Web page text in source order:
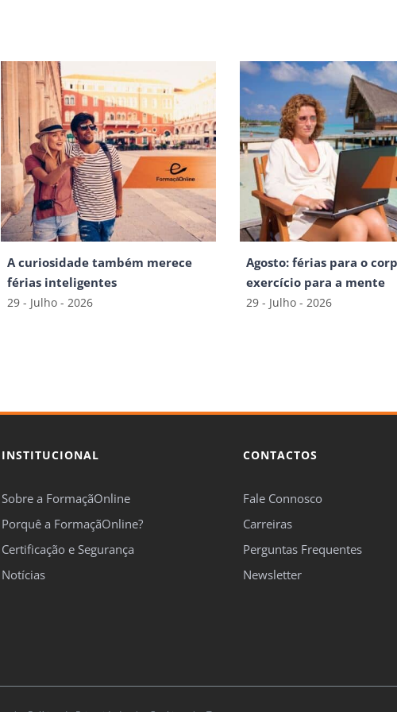
A curiosidade também merece
férias inteligentes
29 - Julho - 2026
Agosto: férias para o
exercício para a mente
29 - Julho - 2026
INSTITUCIONAL
Sobre a FormaçãOnline
Porquê a FormaçãOnline?
Certificação e Segurança
Notícias
CONTACTOS
Fale Connosco
Carreiras
Perguntas Frequentes
Newsletter